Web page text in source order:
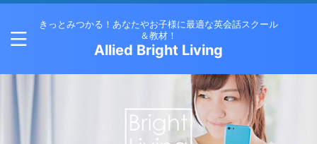
きっとみつかる！あなたやお子様に最適な英会話スクール
＆教材！
Allied Bright Living